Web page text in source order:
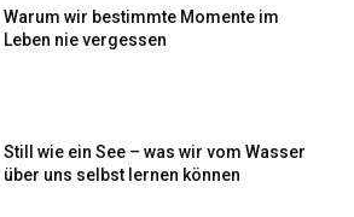
Warum wir bestimmte Momente im
Leben nie vergessen
Still wie ein See – was wir vom Wasser
über uns selbst lernen können